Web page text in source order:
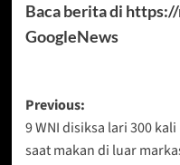
Baca berita di
GoogleNews
Post
navigation
Previous:
9 WNI disiksa lari 300
saat makan di luar